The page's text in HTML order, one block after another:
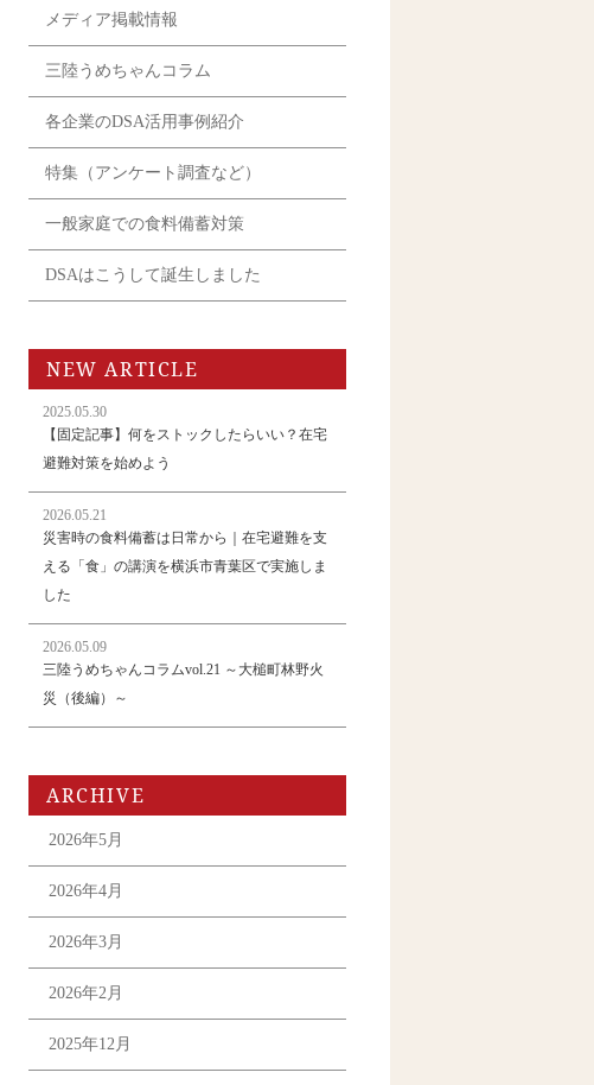
メディア掲載情報
三陸うめちゃんコラム
各企業のDSA活用事例紹介
特集（アンケート調査など）
一般家庭での食料備蓄対策
DSAはこうして誕生しました
NEW ARTICLE
2025.05.30
【固定記事】何をストックしたらいい？在宅
避難対策を始めよう
2026.05.21
災害時の食料備蓄は日常から｜在宅避難を支
える「食」の講演を横浜市青葉区で実施しま
した
2026.05.09
三陸うめちゃんコラムvol.21 ～大槌町林野火
災（後編）～
ARCHIVE
2026年5月
2026年4月
2026年3月
2026年2月
2025年12月